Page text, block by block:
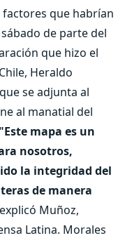
factores que habrían
de parte del
que hizo el
Heraldo
se adjunta al
al manatial del
"Este mapa es un
nosotros,
la integridad del
de manera
Muñoz,
Latina. Morales